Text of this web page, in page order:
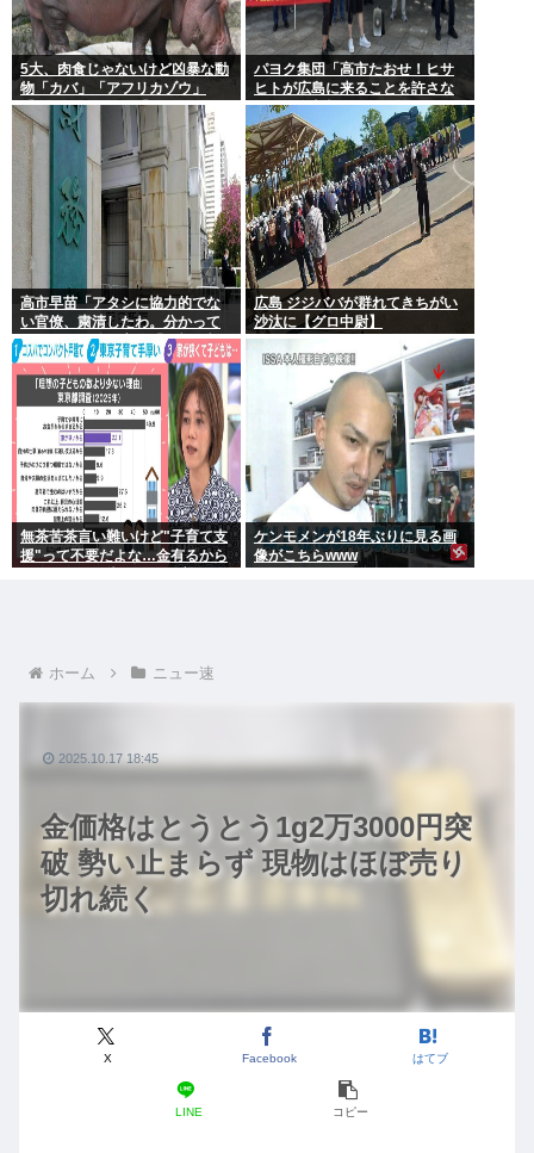
5大、肉食じゃないけど凶暴な動
物「カバ」「アフリカゾウ」
「バッファロー」「コーカサス
オオカブト」
パヨク集団「高市たおせ！ヒサ
ヒトが広島に来ることを許さな
い！天皇制打倒！」
高市早苗「アタシに協力的でな
い官僚、粛清したわ。分かって
るわね？」他の官僚「(ブルブ
ル)」
広島 ジジババが群れてきちがい
沙汰に【グロ中尉】
無茶苦茶言い難いけど"子育て支
援"って不要だよな…金有るから
ケンモメンが18年ぶりに見る画
像がこちらwww
ホーム ニュー速
金価格はとうとう1g2万3000円突
破 勢い止まらず 現物はほぼ売り
切れ続く
X Facebook はてブ
LINE コピー
2025.10.17 18:45